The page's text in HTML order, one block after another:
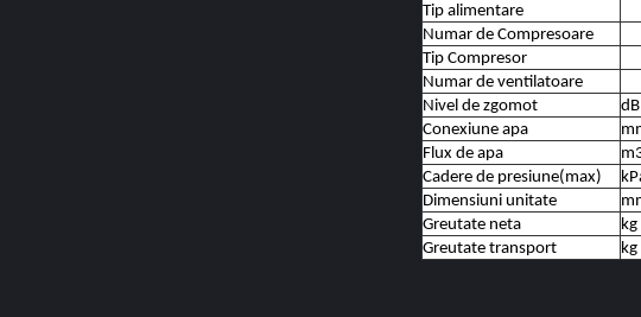
Tip alimentare
Numar de Compresoare
Tip Compresor
Numar de ventilatoare
Nivel de zgomot
Conexiune apa
Flux de apa
Cadere de presiune(max)
Dimensiuni unitate
Greutate neta
kg
Greutate transport
kg